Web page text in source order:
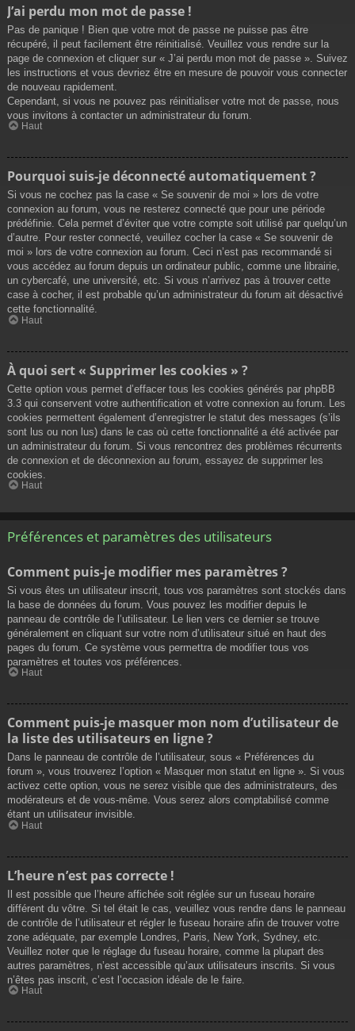
J’ai perdu mon mot de passe !
Pas de panique ! Bien que votre mot de passe ne puisse pas être
récupéré, il peut facilement être réinitialisé. Veuillez vous rendre sur la
page de connexion et cliquer sur « J’ai perdu mon mot de passe ». Suivez
les instructions et vous devriez être en mesure de pouvoir vous connecter
de nouveau rapidement.
Cependant, si vous ne pouvez pas réinitialiser votre mot de passe, nous
vous invitons à contacter un administrateur du forum.
Haut
Pourquoi suis-je déconnecté automatiquement ?
Si vous ne cochez pas la case « Se souvenir de moi » lors de votre
connexion au forum, vous ne resterez connecté que pour une période
prédéfinie. Cela permet d’éviter que votre compte soit utilisé par quelqu’un
d’autre. Pour rester connecté, veuillez cocher la case « Se souvenir de
moi » lors de votre connexion au forum. Ceci n’est pas recommandé si
vous accédez au forum depuis un ordinateur public, comme une librairie,
un cybercafé, une université, etc. Si vous n’arrivez pas à trouver cette
case à cocher, il est probable qu’un administrateur du forum ait désactivé
cette fonctionnalité.
Haut
À quoi sert « Supprimer les cookies » ?
Cette option vous permet d’effacer tous les cookies générés par phpBB
3.3 qui conservent votre authentification et votre connexion au forum. Les
cookies permettent également d’enregistrer le statut des messages (s’ils
sont lus ou non lus) dans le cas où cette fonctionnalité a été activée par
un administrateur du forum. Si vous rencontrez des problèmes récurrents
de connexion et de déconnexion au forum, essayez de supprimer les
cookies.
Haut
Préférences et paramètres des utilisateurs
Comment puis-je modifier mes paramètres ?
Si vous êtes un utilisateur inscrit, tous vos paramètres sont stockés dans
la base de données du forum. Vous pouvez les modifier depuis le
panneau de contrôle de l’utilisateur. Le lien vers ce dernier se trouve
généralement en cliquant sur votre nom d’utilisateur situé en haut des
pages du forum. Ce système vous permettra de modifier tous vos
paramètres et toutes vos préférences.
Haut
Comment puis-je masquer mon nom d’utilisateur de
la liste des utilisateurs en ligne ?
Dans le panneau de contrôle de l’utilisateur, sous « Préférences du
forum », vous trouverez l’option « Masquer mon statut en ligne ». Si vous
activez cette option, vous ne serez visible que des administrateurs, des
modérateurs et de vous-même. Vous serez alors comptabilisé comme
étant un utilisateur invisible.
Haut
L’heure n’est pas correcte !
Il est possible que l’heure affichée soit réglée sur un fuseau horaire
différent du vôtre. Si tel était le cas, veuillez vous rendre dans le panneau
de contrôle de l’utilisateur et régler le fuseau horaire afin de trouver votre
zone adéquate, par exemple Londres, Paris, New York, Sydney, etc.
Veuillez noter que le réglage du fuseau horaire, comme la plupart des
autres paramètres, n’est accessible qu’aux utilisateurs inscrits. Si vous
n’êtes pas inscrit, c’est l’occasion idéale de le faire.
Haut